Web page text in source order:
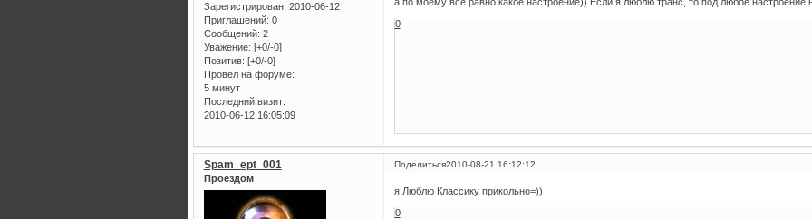
Зарегистрирован: 2010-06-12
Приглашений: 0
Сообщений: 2
Уважение: [+0/-0]
Позитив: [+0/-0]
Провел на форуме:
5 минут
Последний визит:
2010-06-12 16:05:09
0
Поделиться2010-08-21 16:12:12
Spam_ept_001
Проездом
я Люблю Классику прикольно=))
0